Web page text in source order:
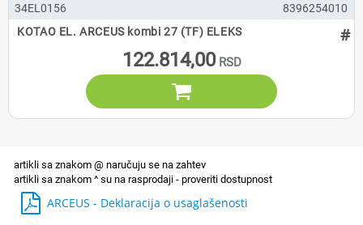
34EL0156
8396254010
KOTAO EL. ARCEUS kombi 27 (TF) ELEKS
122.814,00
#

ARCEUS - Deklaracija o usaglašenosti